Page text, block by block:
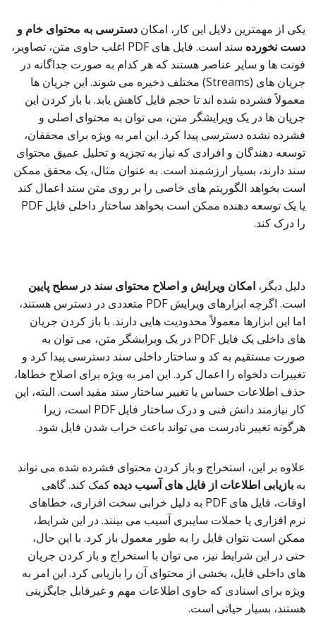
یکی از مهمترین دلایل این کار، امکان دسترسی به محتوای خام و
دست نخورده
سند است. فایل های PDF اغلب حاوی متن، تصاویر،
فونت ها و سایر عناصر هستند که هر کدام به صورت جداگانه در
جریان های (Streams) مختلف ذخیره می شوند. این جریان ها
معمولاً فشرده شده اند تا حجم فایل کاهش یابد. با باز کردن این
جریان ها در یک ویرایشگر متن، می توان به محتوای اصلی و
فشرده نشده دسترسی پیدا کرد. این امر به ویژه برای محققان،
توسعه دهندگان و افرادی که نیاز به تجزیه و تحلیل عمیق محتوای
سند دارند، بسیار ارزشمند است. به عنوان مثال، یک محقق ممکن
است بخواهد الگوریتم های خاصی را بر روی متن سند اعمال کند
یا یک توسعه دهنده ممکن است بخواهد ساختار داخلی فایل PDF
را درک کند.
دلیل دیگر، امکان ویرایش و اصلاح محتوای سند در سطح پایین
است. اگرچه ابزارهای ویرایش PDF متعددی در دسترس هستند،
اما این ابزارها معمولاً محدودیت هایی دارند. با باز کردن جریان
های داخلی یک فایل PDF در یک ویرایشگر متن، می توان به
صورت مستقیم به کد و ساختار داخلی سند دسترسی پیدا کرد و
تغییرات دلخواه را اعمال کرد. این امر به ویژه برای اصلاح خطاها،
حذف اطلاعات حساس یا تغییر ساختار سند مفید است. البته، این
کار نیازمند دانش فنی و درک ساختار فایل PDF است، زیرا
هرگونه تغییر نادرست می تواند باعث خراب شدن فایل شود.
علاوه بر این، استخراج و باز کردن محتوای فشرده شده می تواند
به بازیابی اطلاعات از فایل های آسیب دیده کمک کند. گاهی
اوقات، فایل های PDF به دلیل خرابی سخت افزاری، خطاهای
نرم افزاری یا حملات سایبری آسیب می بینند. در این شرایط،
ممکن است نتوان فایل را به طور معمول باز کرد. با این حال،
حتی در این شرایط نیز، می توان با استخراج و باز کردن جریان
های داخلی فایل، بخشی از محتوای آن را بازیابی کرد. این امر به
ویژه برای اسنادی که حاوی اطلاعات مهم و غیرقابل جایگزینی
هستند، بسیار حیاتی است.